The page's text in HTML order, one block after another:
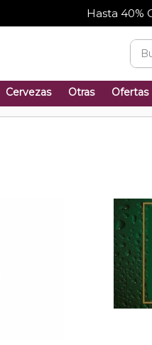
Hasta 40%
Cervezas Otras Ofertas